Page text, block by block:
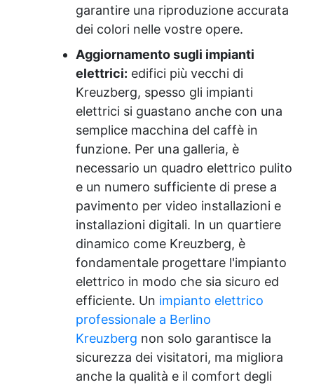
garantire una riproduzione accurata
dei colori nelle vostre opere.
Aggiornamento sugli impianti
elettrici: edifici più vecchi di
Kreuzberg, spesso gli impianti
elettrici si guastano anche con una
semplice macchina del caffè in
funzione. Per una galleria, è
necessario un quadro elettrico pulito
e un numero sufficiente di prese a
pavimento per video installazioni e
installazioni digitali. In un quartiere
dinamico come Kreuzberg, è
fondamentale progettare l'impianto
elettrico in modo che sia sicuro ed
efficiente. Un impianto elettrico
professionale a Berlino
Kreuzberg non solo garantisce la
sicurezza dei visitatori, ma migliora
anche la qualità e il comfort degli